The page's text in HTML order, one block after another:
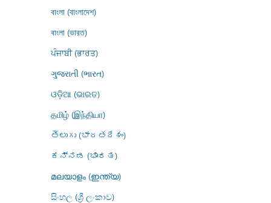
বাংলা (বাংলাদেশ)
বাংলা (ভারত)
ਪੰਜਾਬੀ (ਭਾਰਤ)
ગુજરાતી (ભારત)
ଓଡ଼ିଆ (ଭାରତ)
தமிழ் (இந்தியா)
తెలుగు (భారతదేశం)
ಕನ್ನಡ (ಭಾರತ)
മലയാളം (ഇന്ത്യ)
සිංහල (ශ්‍රී ලංකාව)